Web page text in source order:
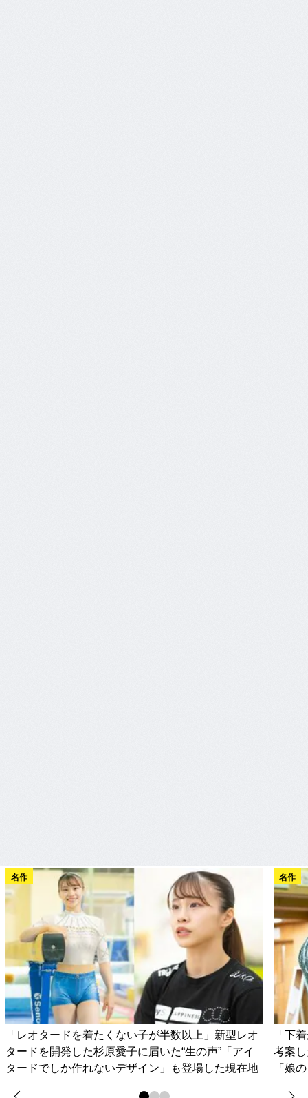
名作
「レオタードを着たくない子が半数以上」新型レオ
タードを開発した杉原愛子に届いた“生の声”「アイ
タードでしか作れないデザイン」も登場した現在地
名作
「下
考案
「娘